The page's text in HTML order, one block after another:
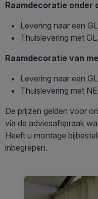
Raamdecoratie onder
Levering naar een
Thuislevering met
Raamdecoratie van
Levering naar een
Thuislevering met
De prijzen gelden voor
via de adviesafspraak
Heeft u montage
inbegrepen.